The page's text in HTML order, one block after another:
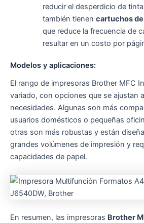
reducir el desperdicio de
también tienen cartuchos
que reduce la frecuencia de
resultar en un costo por
Modelos y aplicaciones:
El rango de impresoras Brother MFC
variado, con opciones que se ajustan
necesidades. Algunas son más
usuarios domésticos o pequeñas
otras son más robustas y están
grandes volúmenes de impresión y
capacidades de papel.
En resumen, las impresoras Brother